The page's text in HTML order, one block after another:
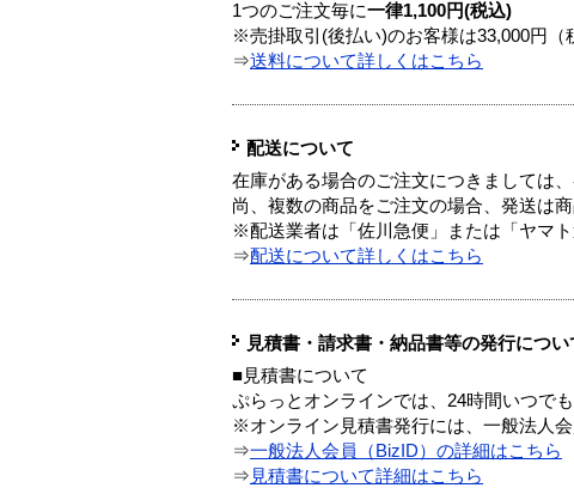
1つのご注文毎に一律1,100円(税込)
※売掛取引(後払い)のお客様は33,000円（
⇒送料について詳しくはこちら
配送について
在庫がある場合のご注文につきましては
尚、複数の商品をご注文の場合、発送は
※配送業者は「佐川急便」または「ヤマ
⇒配送について詳しくはこちら
見積書・請求書・納品書等の発行につい
■見積書について
ぷらっとオンラインでは、24時間いつで
※オンライン見積書発行には、一般法人
⇒一般法人会員（BizID）の詳細はこちら
⇒ 見積書について詳細はこちら